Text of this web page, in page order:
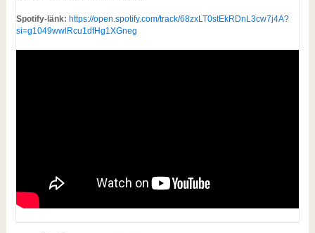
Spotify-länk: https://open.spotify.com/track/68zxLT0stEkRDnL3cw7j4A?
si=g1049wwlRcu1dfHg1XGneg